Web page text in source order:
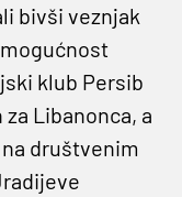
bivši veznjak
klub Persib
Libanonca, a
društvenim